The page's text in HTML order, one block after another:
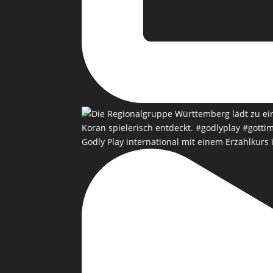
Godly Play international mit einem Erzählkurs